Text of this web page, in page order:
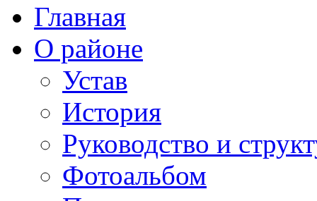
Главная
О районе
Устав
История
Руководство и
Фотоальбом